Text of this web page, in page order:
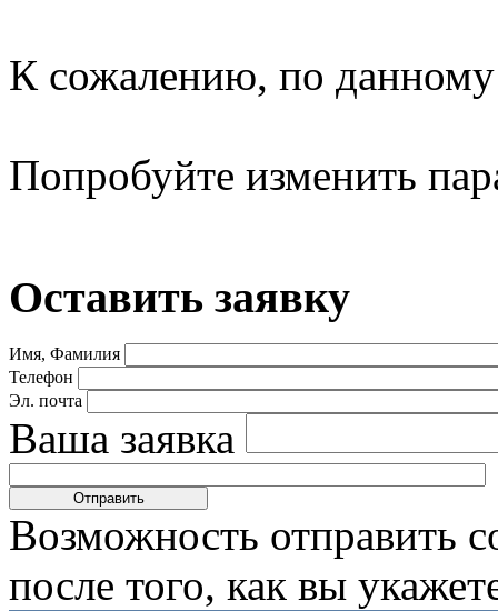
К сожалению, по данному
Попробуйте изменить
Оставить заявку
Имя, Фамилия
Телефон
Эл. почта
Ваша заявка
Возможность отправить
после того, как вы